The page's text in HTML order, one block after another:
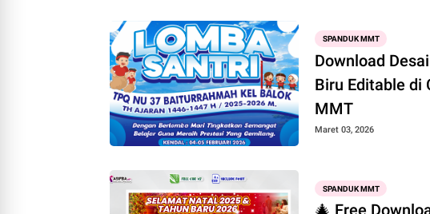
SPANDUK MMT
Download
Biru Editable di
MMT
Maret 03, 2026
SPANDUK MMT